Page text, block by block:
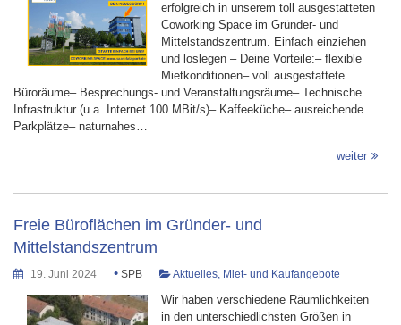
erfolgreich in unserem toll ausgestatteten
Coworking Space im Gründer- und
Mittelstandszentrum. Einfach einziehen
und loslegen – Deine Vorteile:– flexible
Mietkonditionen– voll ausgestattete
Büroräume– Besprechungs- und Veranstaltungsräume– Technische
Infrastruktur (u.a. Internet 100 MBit/s)– Kaffeeküche– ausreichende
Parkplätze– naturnahes…
weiter
Freie Büroflächen im Gründer- und
Mittelstandszentrum
19. Juni 2024 • SPB Aktuelles Miet- und Kaufangebote
Wir haben verschiedene Räumlichkeiten
in den unterschiedlichsten Größen in